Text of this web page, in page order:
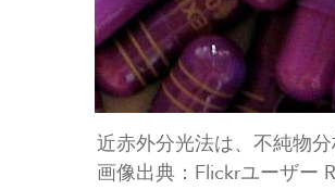
近赤外分光法は、不純物
画像出典：Flickrユーザー